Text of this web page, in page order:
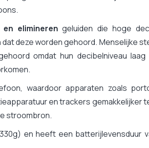
tête
elimineren geluiden die hoge
deze worden gehoord. Menselijke
omdat hun decibelniveau
waardoor apparaten zoals
en trackers gemakkelijker
stroombron.
en heeft een batterijlevensduur